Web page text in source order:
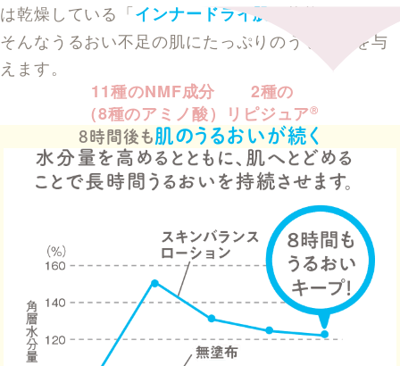
は乾燥している「インナードライ肌」状態。
そんなうるおい不足の肌にたっぷりのうるおいを与
えます。
11種のNMF成分
（8種のアミノ酸）
2種の
リピジュアⓇ
8時間後も肌のうるおいが続く